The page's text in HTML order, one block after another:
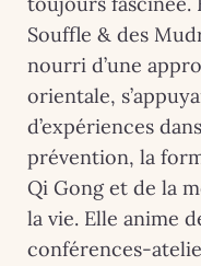
Souffle & des
nourri d’une
orientale,
d’expériences
prévention, la
Qi Gong et de la
la vie. Elle anime
conférences-